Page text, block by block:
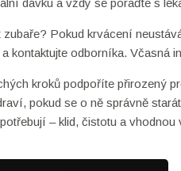
dávku a vždy se poraďte s
Pokud krvácení
kontaktujte odborníka. Včasná
kroků podpoříte přirozený
pokud se o ně správně
– klid, čistotu a